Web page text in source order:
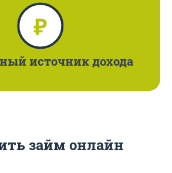
источник дохода
займ онлайн